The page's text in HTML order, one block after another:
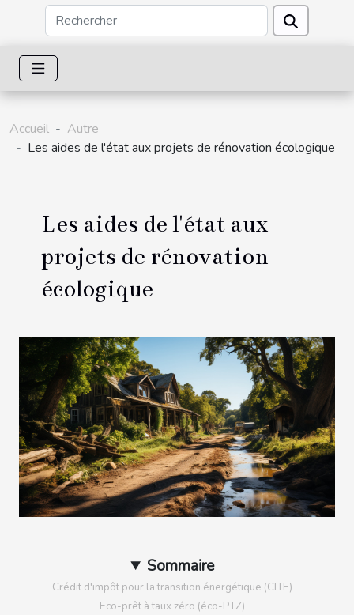
Accueil
Autre
Les aides de l'état aux projets de rénovation écologique
Les aides de l'état aux
projets de rénovation
écologique
Sommaire
Crédit d'impôt pour la transition énergétique (CITE)
Eco-prêt à taux zéro (éco-PTZ)